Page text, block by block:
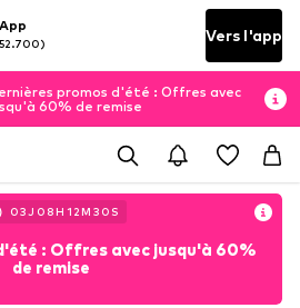
Vers l'app
promos d'été : Offres avec
60% de remise
03J 08H 12M 28 S
: Offres avec jusqu'à 60%
de remise